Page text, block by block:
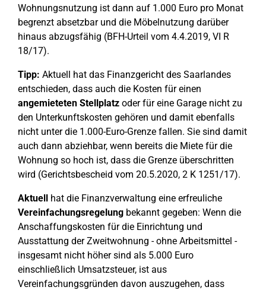
Wohnungsnutzung ist dann auf 1.000 Euro pro Monat
begrenzt absetzbar und die Möbelnutzung darüber
hinaus abzugsfähig (BFH-Urteil vom 4.4.2019, VI R
18/17).
Tipp: Aktuell hat das Finanzgericht des Saarlandes
entschieden, dass auch die Kosten für einen
angemieteten Stellplatz oder für eine Garage nicht zu
den Unterkunftskosten gehören und damit ebenfalls
nicht unter die 1.000-Euro-Grenze fallen. Sie sind damit
auch dann abziehbar, wenn bereits die Miete für die
Wohnung so hoch ist, dass die Grenze überschritten
wird (Gerichtsbescheid vom 20.5.2020, 2 K 1251/17).
Aktuell hat die Finanzverwaltung eine erfreuliche
Vereinfachungsregelung bekannt gegeben: Wenn die
Anschaffungskosten für die Einrichtung und
Ausstattung der Zweitwohnung - ohne Arbeitsmittel -
insgesamt nicht höher sind als 5.000 Euro
einschließlich Umsatzsteuer, ist aus
Vereinfachungsgründen davon auszugehen, dass